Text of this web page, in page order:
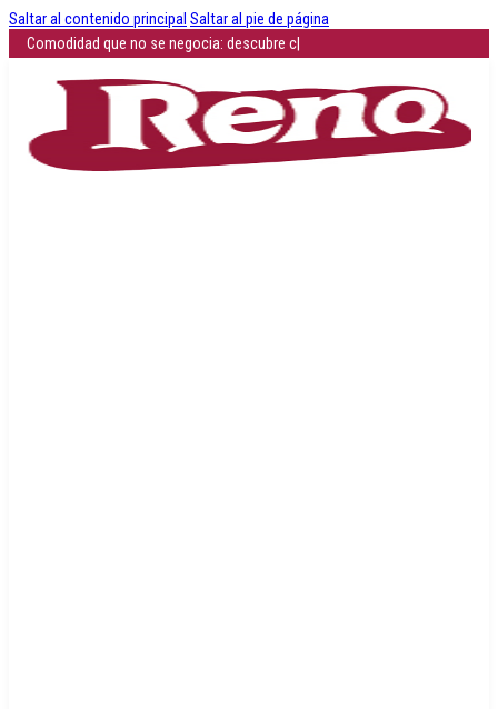
Saltar al contenido principal Saltar al pie de página
Comodidad que no se negocia: descubre cómo es caminar sin